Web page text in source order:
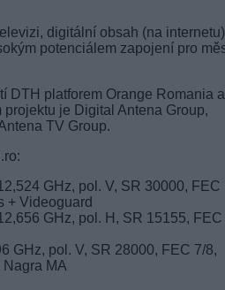
digitální obsah (na
potenciálem zapojení pro
DTH platforem Orange Romania a
je Digital Antena Group,
TV Group.
GHz, pol. V, SR 30000, FEC
+ Videoguard
GHz, pol. H, SR 15155, FEC
GHz, pol. V, SR 28000, FEC 7/8,
Nagra MA